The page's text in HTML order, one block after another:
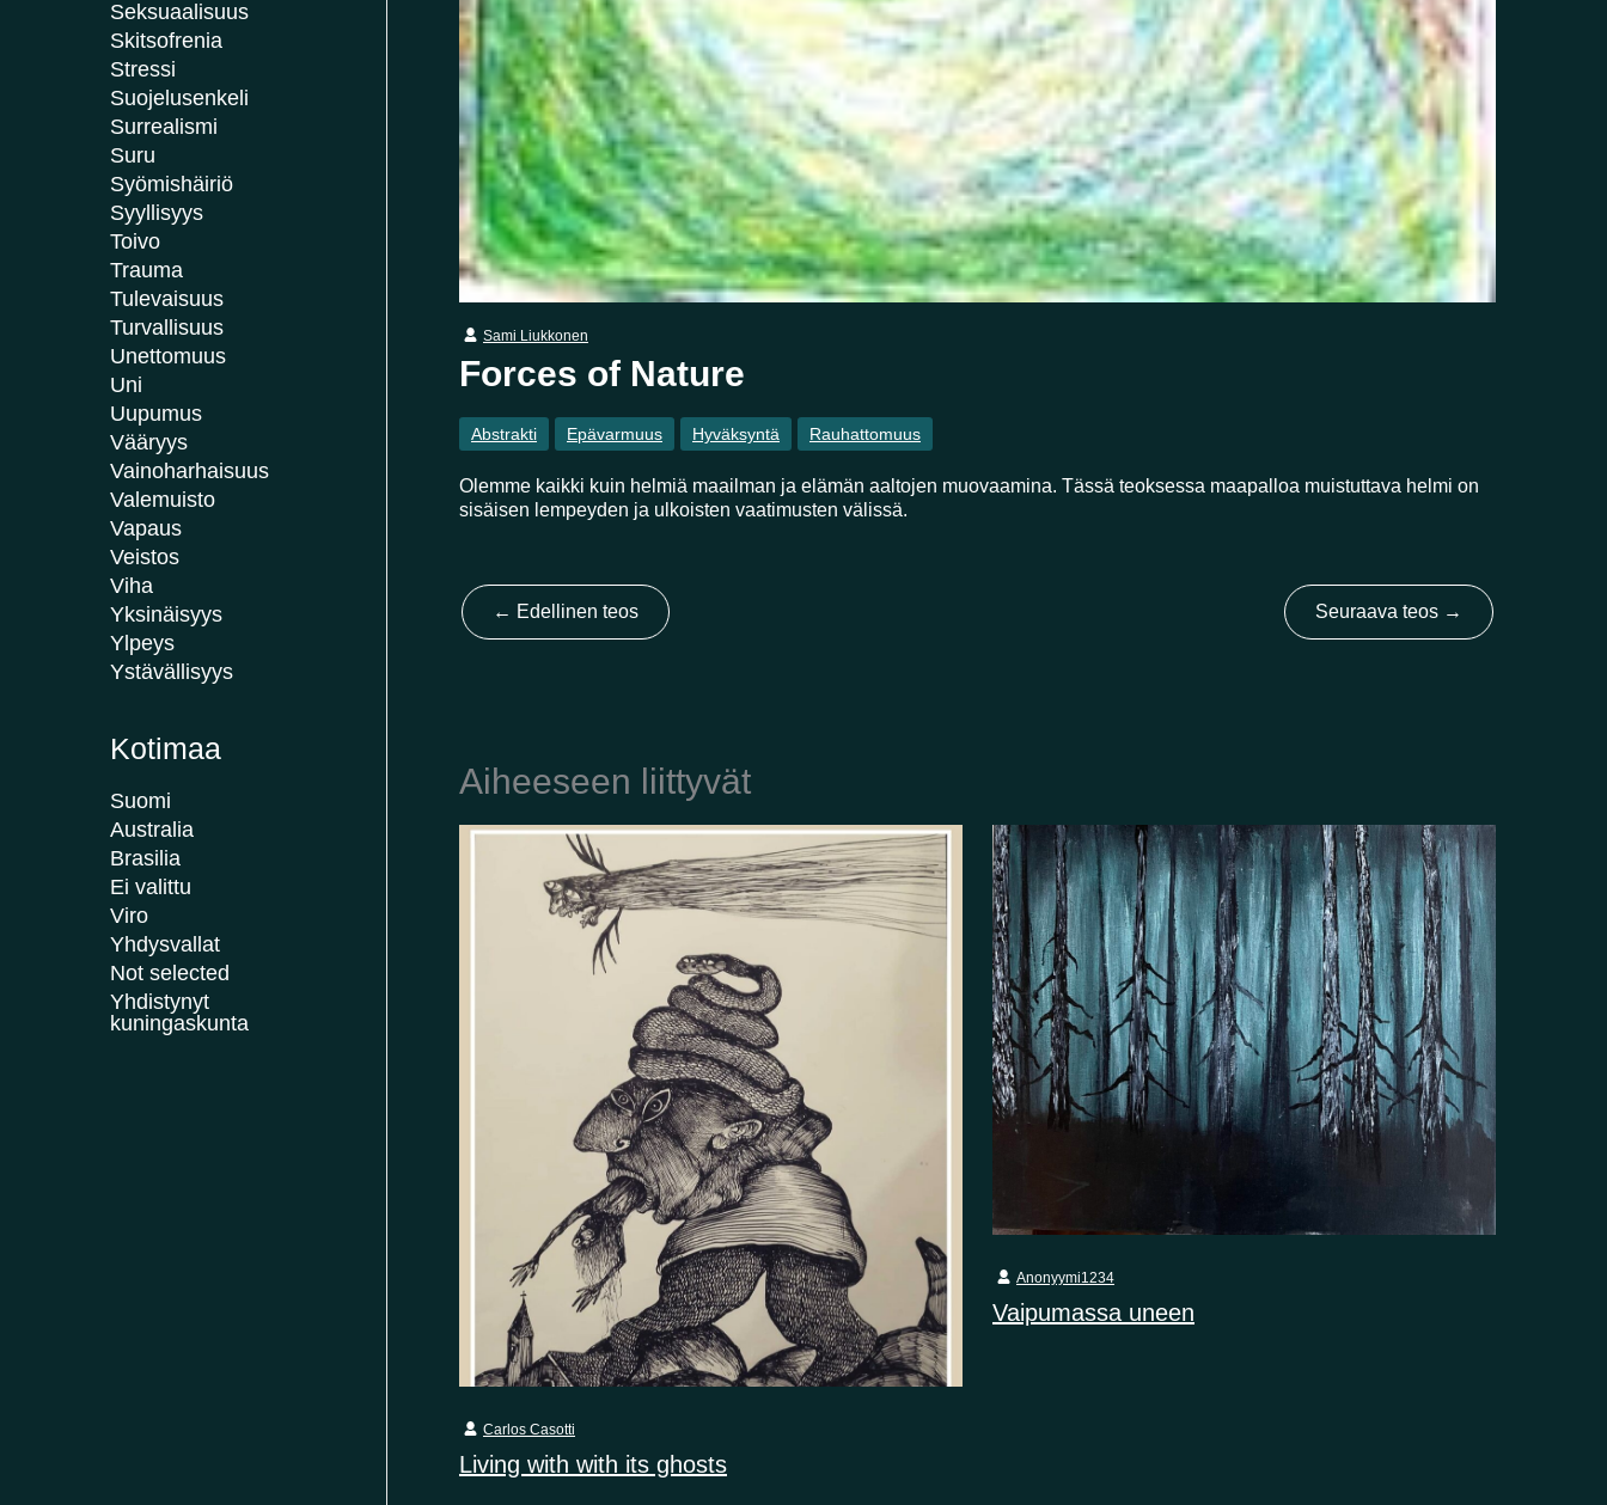
Seksuaalisuus
Skitsofrenia
Stressi
Suojelusenkeli
Surrealismi
Suru
Syömishäiriö
Syyllisyys
Toivo
Trauma
Tulevaisuus
Turvallisuus
Unettomuus
Uni
Uupumus
Vääryys
Vainoharhaisuus
Valemuisto
Vapaus
Veistos
Viha
Yksinäisyys
Ylpeys
Ystävällisyys
Kotimaa
Suomi
Australia
Brasilia
Ei valittu
Viro
Yhdysvallat
Not selected
Yhdistynyt
kuningaskunta
Sami Liukkonen
Forces of Nature
Abstrakti Epävarmuus Hyväksyntä Rauhattomuus
Olemme kaikki kuin helmiä maailman ja elämän aaltojen muovaamina. Tässä teoksessa maapalloa muistuttava helmi on
sisäisen lempeyden ja ulkoisten vaatimusten välissä.
← Edellinen teos Seuraava teos →
Aiheeseen liittyvät
Living with with its ghosts
Carlos Casotti
Vaipumassa uneen
Anonyymi1234